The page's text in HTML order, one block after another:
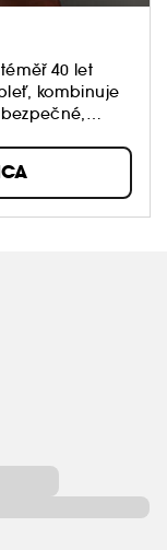
40 let
kombinuje